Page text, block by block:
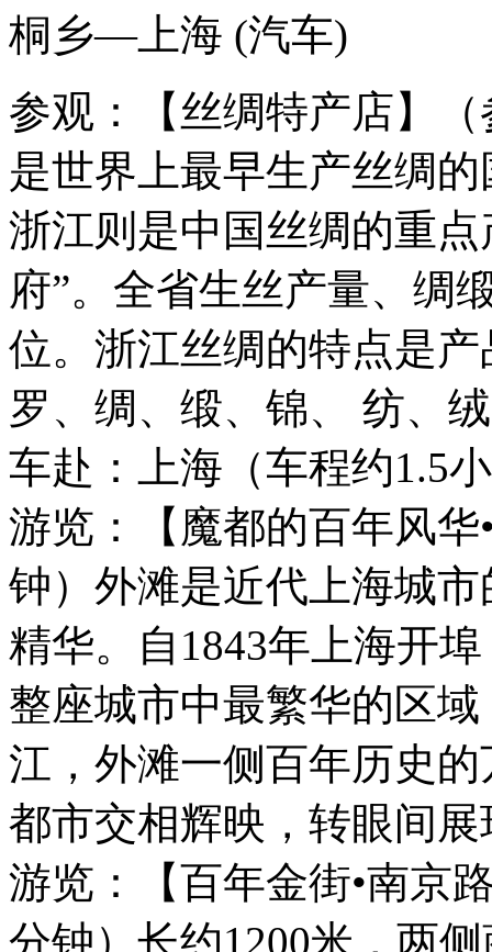
桐乡—上海 (汽车)
参观：【丝绸特产店】
是世界上最早生产丝绸
浙江则是中国丝绸的重
府”。全省生丝产量、绸
位。浙江丝绸的特点是
罗、绸、缎、锦、 纺、
车赴：上海（车程约1.5
游览：【魔都的百年风
钟）外滩是近代上海城
精华。自1843年上海开
整座城市中最繁华的区
江，外滩一侧百年历史
都市交相辉映，转眼间
游览：【百年金街•南京
分钟）长约1200米，两